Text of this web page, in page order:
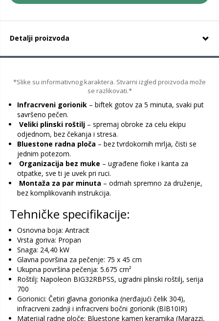
Detalji proizvoda
*Slike su informativnog karaktera. Stvarni izgled proizvoda može
se razlikovati.*
Infracrveni gorionik – biftek gotov za 5 minuta, svaki put
savršeno pečen.
Veliki plinski roštilj – spremaj obroke za celu ekipu
odjednom, bez čekanja i stresa.
Bluestone radna ploča – bez tvrdokornih mrlja, čisti se
jednim potezom.
Organizacija bez muke – ugrađene fioke i kanta za
otpatke, sve ti je uvek pri ruci.
Montaža za par minuta – odmah spremno za druženje,
bez komplikovanih instrukcija.
Tehničke specifikacije:
Osnovna boja: Antracit
Vrsta goriva: Propan
Snaga: 24,40 kW
Glavna površina za pečenje: 75 x 45 cm
Ukupna površina pečenja: 5.675 cm²
Roštilj: Napoleon BIG32RBPSS, ugradni plinski roštilj, serija
700
Gorionici: Četiri glavna gorionika (nerđajući čelik 304),
infracrveni zadnji i infracrveni bočni gorionik (BIB10IR)
Materijal radne ploče: Bluestone kamen keramika (Marazzi,